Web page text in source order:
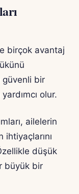
birçok avantaj
güvenli bir
olur.
ailelerin
ihtiyaçlarını
düşük
büyük bir